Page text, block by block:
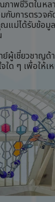
าพชีวิตในหล
มกับการตรว
ม่ได้รับข้อมูล
ผู้เชี่ยวชาญด้
ด ๆ เพื่อให้เ